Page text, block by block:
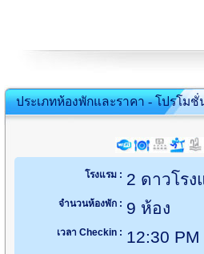
ประเภทห้องพักและราคา - โปรโม
โรงแรม : 2 ดาวโรง
จำนวนห้องพัก : 9 ห้อง
เวลา Checkin : 12:30 PM